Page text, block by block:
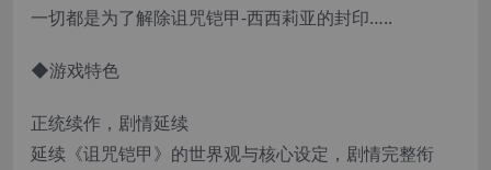
一切都是为了解除诅咒铠甲-西西莉亚的封印…..
◆游戏特色
正统续作，剧情延续
延续《诅咒铠甲》的世界观与核心设定，剧情完整衔